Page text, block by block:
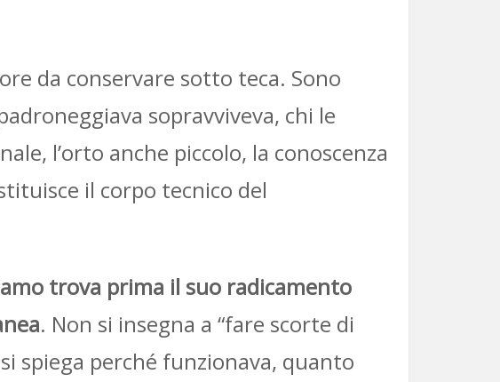
da conservare sotto teca. Sono
sopravviveva, chi le
l’orto anche piccolo, la conoscenza
il corpo tecnico del
trova prima il suo radicamento
. Non si insegna a “fare scorte di
spiega perché funzionava, quanto